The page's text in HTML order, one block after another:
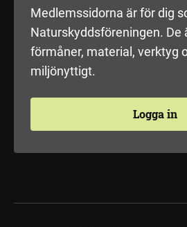
Medlemssidorna är för dig
Naturskyddsföreningen. De
förmåner, material, verktyg
miljönyttigt.
Logga in